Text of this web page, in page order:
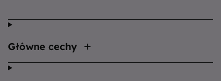
Główne cechy